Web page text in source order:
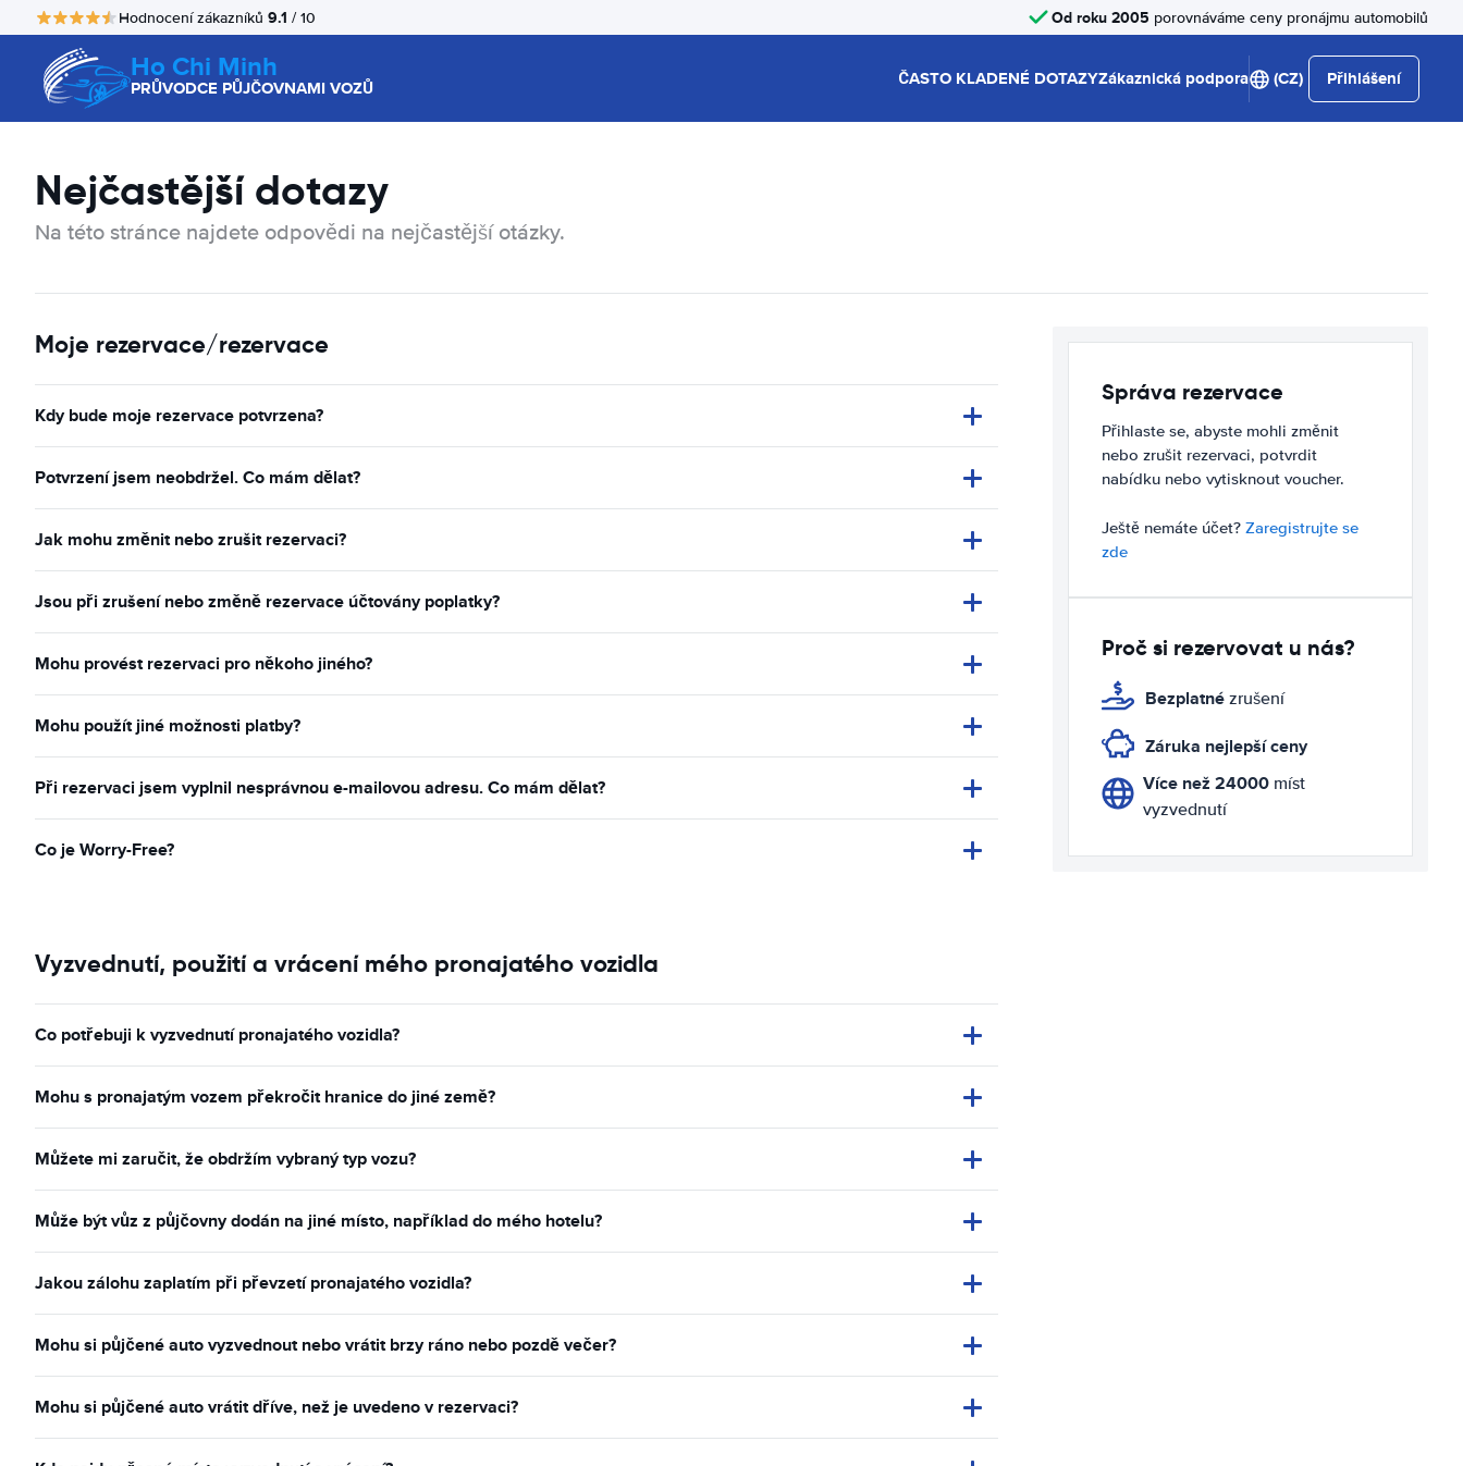
Hodnocení zákazníků 9.1 / 10 Od roku 2005 porovnáváme ceny pronájmu automobilů
Ho Chi Minh
PRŮVODCE PŮJČOVNAMI VOZŮ ČASTO KLADENÉ DOTAZYZákaznická podpora (CZ) Přihlášení
Nejčastější dotazy
Na této stránce najdete odpovědi na nejčastější otázky.
Moje rezervace/rezervace
Kdy bude moje rezervace potvrzena?
Potvrzení jsem neobdržel. Co mám dělat?
Jak mohu změnit nebo zrušit rezervaci?
Jsou při zrušení nebo změně rezervace účtovány poplatky?
Mohu provést rezervaci pro někoho jiného?
Mohu použít jiné možnosti platby?
Při rezervaci jsem vyplnil nesprávnou e-mailovou adresu. Co mám dělat?
Co je Worry-Free?
Vyzvednutí, použití a vrácení mého pronajatého vozidla
Co potřebuji k vyzvednutí pronajatého vozidla?
Mohu s pronajatým vozem překročit hranice do jiné země?
Můžete mi zaručit, že obdržím vybraný typ vozu?
Může být vůz z půjčovny dodán na jiné místo, například do mého hotelu?
Jakou zálohu zaplatím při převzetí pronajatého vozidla?
Mohu si půjčené auto vyzvednout nebo vrátit brzy ráno nebo pozdě večer?
Mohu si půjčené auto vrátit dříve, než je uvedeno v rezervaci?
Správa rezervace
Přihlaste se, abyste mohli změnit
nebo zrušit rezervaci, potvrdit
nabídku nebo vytisknout voucher.
Ještě nemáte účet? Zaregistrujte se
zde
Proč si rezervovat u nás?
Bezplatné zrušení
Záruka nejlepší ceny
Více než 24000míst
vyzvednutí